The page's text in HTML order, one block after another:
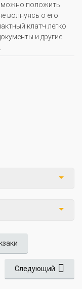
можно положить
волнуясь о его
клатч легко
и другие
Следующий